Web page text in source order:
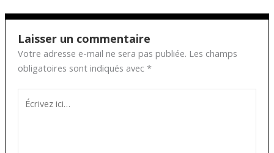
Laisser un commentaire
Votre adresse e-mail ne sera pas publiée. Les champs
obligatoires sont indiqués avec *
ici…